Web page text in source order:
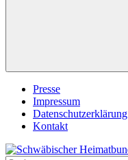
Presse
Impressum
Datenschutzerklärung
Kontakt